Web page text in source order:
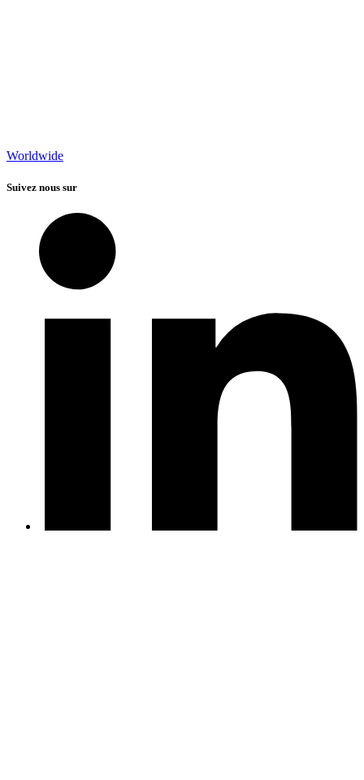
Worldwide
Suivez nous sur